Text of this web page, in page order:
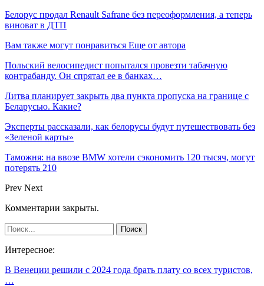
Белорус продал Renault Safrane без переоформления, а теперь
виноват в ДТП
Вам также могут понравиться Еще от автора
Польский велосипедист попытался провезти табачную
контрабанду. Он спрятал ее в банках…
Литва планирует закрыть два пункта пропуска на границе с
Беларусью. Какие?
Эксперты рассказали, как белорусы будут путешествовать без
«Зеленой карты»
Таможня: на ввозе BMW хотели сэкономить 120 тысяч, могут
потерять 210
Prev Next
Комментарии закрыты.
Интересное:
В Венеции решили с 2024 года брать плату со всех туристов,
…